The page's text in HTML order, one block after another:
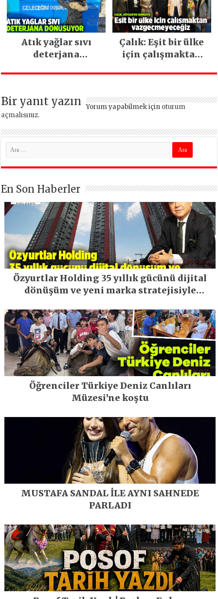
Atık yağlar sıvı
deterjana
Çalık: Eşit bir ülke
için çalışmaktan
Bir yanıt yazın Yorum yapabilmek için oturum
açmalısınız.
En Son Haberler
Özyurtlar Holding 35 yıllık gücünü dijital
dönüşüm ve yeni marka stratejisiyle
Öğrenciler Türkiye Deniz Canlıları
Müzesi’ne koştu
MUSTAFA SANDAL İLE AYNI SAHNEDE
PARLADI